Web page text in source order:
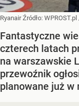
RyanairŹródło: WPROST.pl
Fantastyczne
czterech latach
na warszawskie
przewoźnik
planowane już w